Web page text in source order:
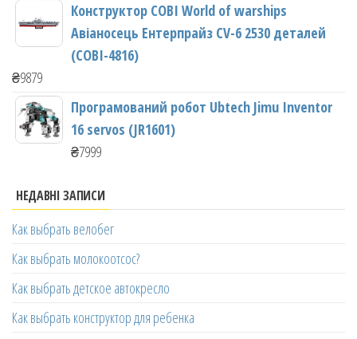
Конструктор COBI World of warships
Авіаносець Ентерпрайз CV-6 2530 деталей
(COBI-4816)
₴9879
Програмований робот Ubtech Jimu Inventor
16 servos (JR1601)
₴7999
НЕДАВНІ ЗАПИСИ
Как выбрать велобег
Как выбрать молокоотсос?
Как выбрать детское автокресло
Как выбрать конструктор для ребенка